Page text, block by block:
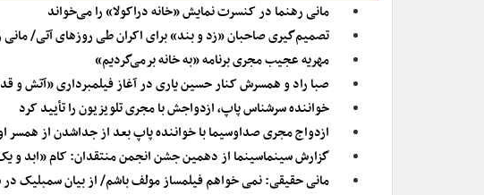
مانی رهنما در کنسرت نمایش «خانه دراکولا» را می‌خواند
تصمیم‌گیری صاحبان «زد و بند» برای اکران طی روزهای آتی/ مانی
مهریه عجیب مجری برنامه «به خانه برمی‌گردیم»
صبا راد و همسرش کنار حسین یاری در آغاز فیلمبرداری «آتش و
خواننده سرشناس پاپ٬ ازدواجش با مجری تلویزیون را تأیید کرد
ازدواج مجری صداوسیما با خواننده پاپ بعد از جداشدن از همسر
گزارش سینماسینما از دهمین جشن انجمن منتقدان: کام «ابد و
مانی حقیقی: نمی خواهم فیلمساز مولف باشم/ از بیان سمبلیک در